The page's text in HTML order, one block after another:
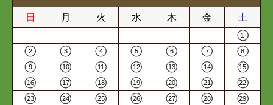
日 月 火 水 木 金 土
1
2 3 4 5 6 7 8
9 10 11 12 13 14 15
16 17 18 19 20 21 22
23 24 25 26 27 28 29